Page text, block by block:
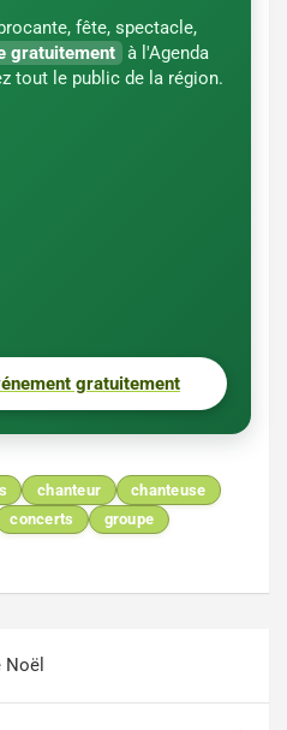
fête, spectacle,
gratuitement à l'Agenda
tout le public de la région.
gratuitement
chanteur
chanteuse
concerts
groupe